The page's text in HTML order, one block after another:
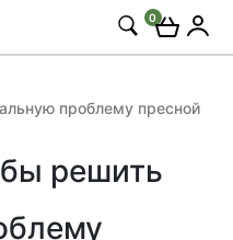
0
проблему пресной
решить